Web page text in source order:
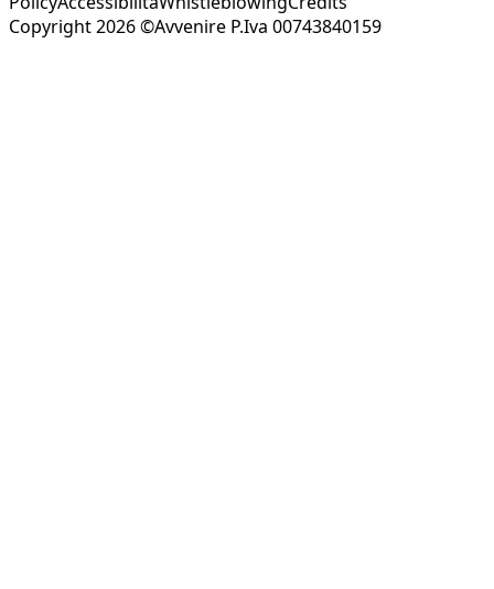
Copyright 2026 ©Avvenire P.Iva 00743840159